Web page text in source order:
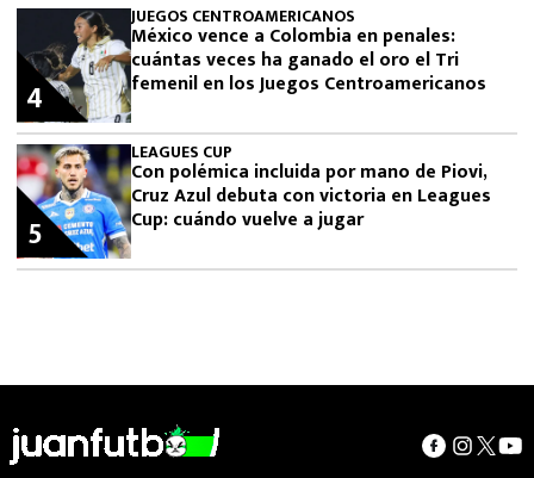
JUEGOS CENTROAMERICANOS
México vence a Colombia en penales:
cuántas veces ha ganado el oro el Tri
femenil en los Juegos Centroamericanos
4
LEAGUES CUP
Con polémica incluida por mano de Piovi,
Cruz Azul debuta con victoria en Leagues
Cup: cuándo vuelve a jugar
5